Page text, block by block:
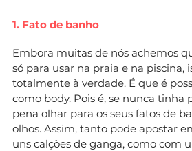
1. Fato de banho
Embora muitas de nós achemos
só para usar na praia e na piscina,
totalmente à verdade. É que é
como body. Pois é, se nunca tinha
pena olhar para os seus fatos de
olhos. Assim, tanto pode apostar
uns calções de ganga, como com